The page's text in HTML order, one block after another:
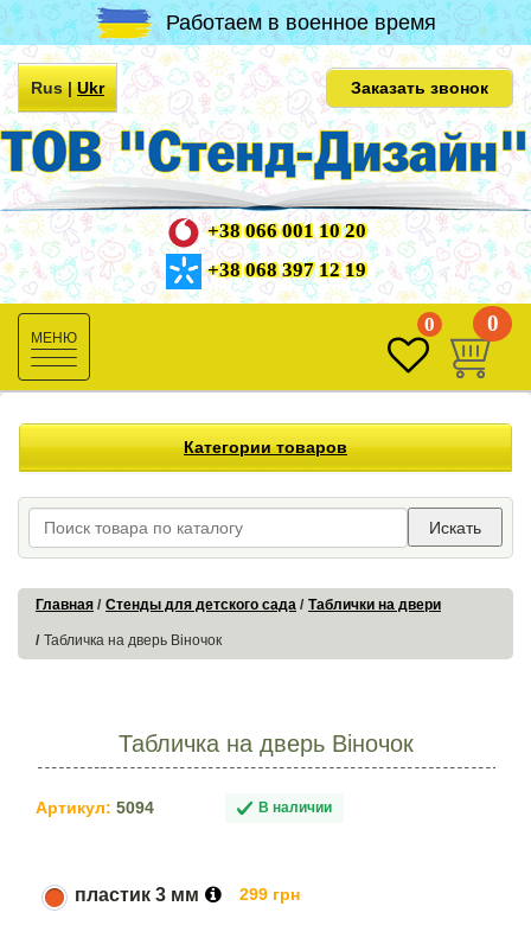
Работаем в военное время
Rus|Ukr Заказать звонок
+38 066 001 10 20
+38 068 397 12 19
Toggle
navigation
0 0
Категории товаров
Искать
Главная Стенды для детского сада Таблички на двери
Табличка на дверь Віночок
Табличка на дверь Віночок
Артикул: 5094 В наличии
пластик 3 мм 299 грн